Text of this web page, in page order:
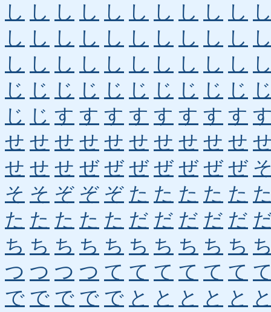
し し し し し し し し し し
し し し し し し し し し し
し し し し し し し し し し
じ じ じ じ じ じ じ じ じ じ
じ じ す す す す す す す す
せ せ せ せ せ せ せ せ せ せ
せ せ せ ぜ ぜ ぜ ぜ ぜ ぜ ぜ
そ そ ぞ ぞ ぞ た た た た た
た た た た た だ だ だ だ だ
ち ち ち ち ち ち ち ち ち ち
つ つ つ つ て て て て て て
で で で で で と と と と と